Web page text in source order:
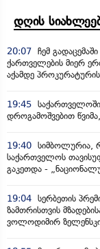
დღის
20:07 ჩემ
ქართველების მიერ
აქამდე პროკურატურის
19:45
დროგამოშვებით
19:40 სიმბოლურია,
საქართველოს
გაკეთდა -
19:04 სერბეთის
ზამთრისთვის
ვოლოდიმირ